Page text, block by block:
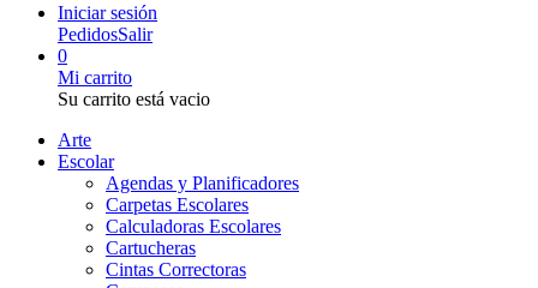
Iniciar sesión
PedidosSalir
0
Mi carrito
Su carrito está vacio
Arte
Escolar
Agendas y Planificadores
Carpetas Escolares
Calculadoras Escolares
Cartucheras
Cintas Correctoras